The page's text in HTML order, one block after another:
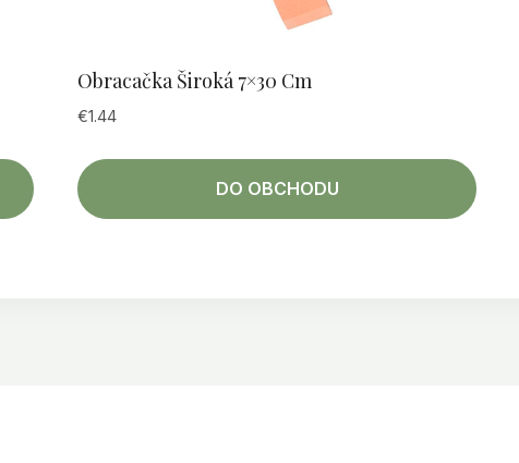
Obracačka Široká 7×30 Cm
€1.44
DO OBCHODU